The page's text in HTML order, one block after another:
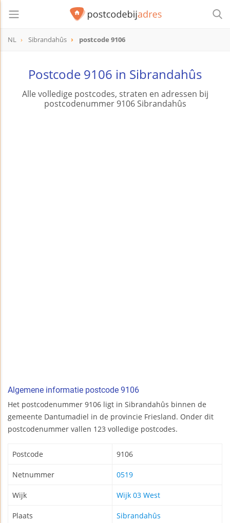
NL Sibrandahûs postcode 9106
Postcode 9106 in Sibrandahûs
Alle volledige postcodes, straten en adressen bij
postcodenummer 9106 Sibrandahûs
Algemene informatie postcode 9106
Het postcodenummer 9106 ligt in Sibrandahûs binnen de
gemeente Dantumadiel in de provincie Friesland. Onder dit
postcodenummer vallen 123 volledige postcodes.
Postcode 9106
Netnummer 0519
Wijk Wijk 03 West
Plaats Sibrandahûs